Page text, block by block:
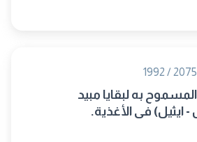
به لبقايا مبيد
فى الأغذية.